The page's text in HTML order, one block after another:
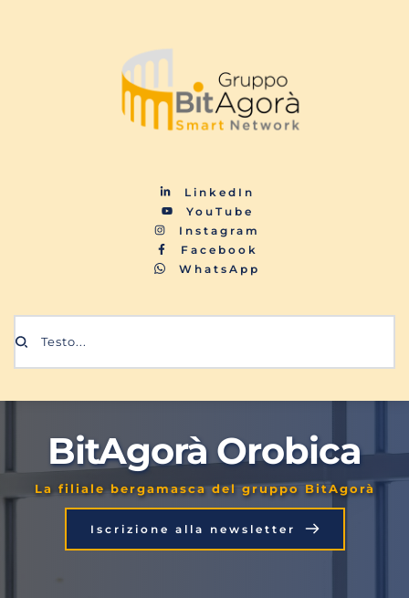
LinkedIn
YouTube
Instagram
Facebook
WhatsApp
Testo...
BitAgorà Orobica
La filiale bergamasca del gruppo BitAgorà
Iscrizione alla newsletter